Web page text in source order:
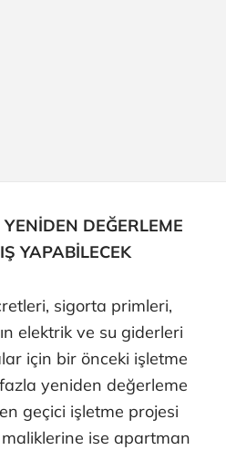
DEĞERLEME
YAPABİLECEK
sigorta primleri,
elektrik ve su giderleri
için bir önceki işletme
yeniden değerleme
geçici işletme projesi
ise apartman